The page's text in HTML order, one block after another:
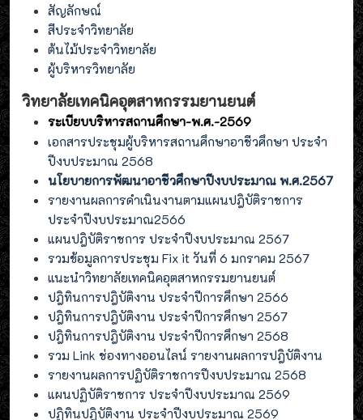
สัญลักษณ์
สีประจำวิทยาลัย
ต้นไม้ประจำวิทยาลัย
ผู้บริหารวิทยาลัย
วิทยาลัยเทคนิคอุตสาหกรรมยานยนต์
ระเบียบบริหารสถานศึกษา-พ.ศ.-2569
เอกสารประชุมผู้บริหารสถานศึกษาอาชีวศึกษา ประจำ
ปีงบประมาณ 2568
นโยบายการพัฒนาอาชีวศึกษาปีงบประมาณ พ.ศ.2567
รายงานผลการดำเนินงานตามแผนปฎิบัติราชการ
ประจำปีงบประมาณ2566
แผนปฎิบัติราชการ ประจำปีงบประมาณ 2567
รวมข้อมูลการประชุม Fix it วันที่ 6 มกราคม 2567
แนะนำวิทยาลัยเทคนิคอุตสาหกรรมยานยนต์
ปฎิทินการปฎิบัติงาน ประจำปีการศึกษา 2566
ปฎิทินการปฎิบัติงาน ประจำปีการศึกษา 2567
ปฎิทินการปฎิบัติงาน ประจำปีการศึกษา 2568
รวม Link ช่องทางออนไลน์ รายงานผลการปฎิบัติงาน
รายงานผลการปฏิบัติราชการปีงบประมาณ 2568
แผนปฏิบัติราชการ ประจำปีงบประมาณ 2569
ปฏิทินปฎิบัติงาน ประจำปีงบประมาณ 2569